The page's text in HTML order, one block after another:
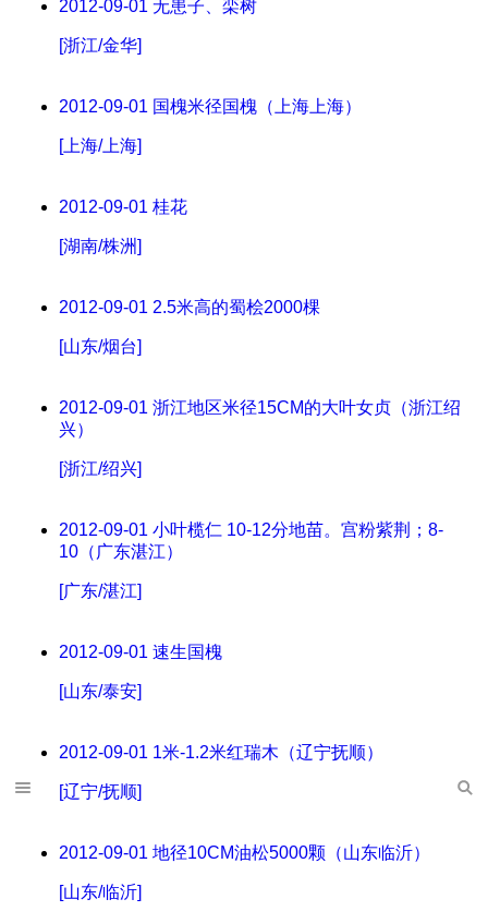
2012-09-01 无患子、栾树
[浙江/金华]
2012-09-01 国槐米径国槐（上海上海）
[上海/上海]
2012-09-01 桂花
[湖南/株洲]
2012-09-01 2.5米高的蜀桧2000棵
[山东/烟台]
2012-09-01 浙江地区米径15CM的大叶女贞（浙江绍
兴）
[浙江/绍兴]
2012-09-01 小叶榄仁 10-12分地苗。宫粉紫荆；8-
10（广东湛江）
[广东/湛江]
2012-09-01 速生国槐
[山东/泰安]
2012-09-01 1米-1.2米红瑞木（辽宁抚顺）
[辽宁/抚顺]
2012-09-01 地径10CM油松5000颗（山东临沂）
[山东/临沂]